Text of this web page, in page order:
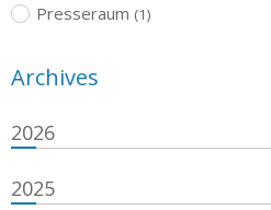
Presseraum (1)
Archives
2026
2025